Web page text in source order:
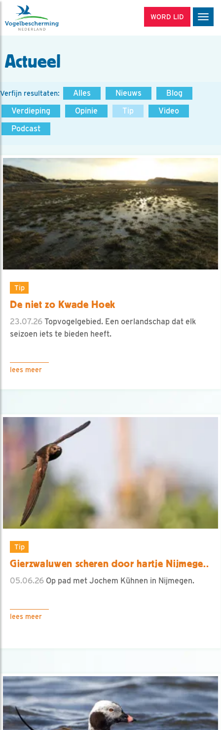
WORD LID
Actueel
Verfijn resultaten: Alles Nieuws
Blog
Verdieping
Opinie Tip
Video
Podcast
Tip
De niet zo Kwade Hoek
23.07.26 Topvogelgebied. Een oerlandschap dat elk
seizoen iets te bieden heeft.
lees meer
Tip
Gierzwaluwen scheren door hartje Nijmege..
05.06.26 Op pad met Jochem Kühnen in Nijmegen.
lees meer